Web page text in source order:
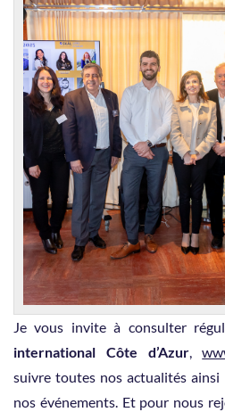
Je vous invite à consulter
international Côte d’Azur,
suivre toutes nos actualités
nos événements. Et pour nous